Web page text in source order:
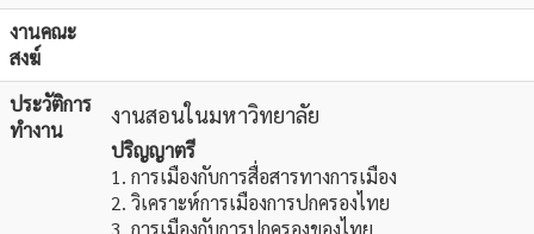
งานคณะ
สงฆ์
ประวัติการ
ทำงาน
งานสอนในมหาวิทยาลัย
ปริญญาตรี
1. การเมืองกับการสื่อสารทางการเมือง
2. วิเคราะห์การเมืองการปกครองไทย
3. การเมืองกับการปกครองของไทย